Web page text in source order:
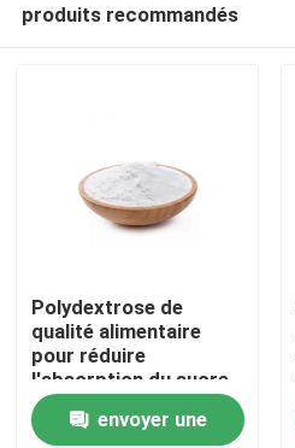
Maison
Produits
produits recommandés
Polydextrose de
qualité alimentaire
pour réduire
l'absorption du sucre
et contrôler les taux
de sucre dans le sang
envoyer une